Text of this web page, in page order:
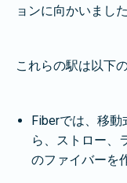
ョンに向かいました
これらの駅は以下
Fiberでは、移
ら、ストロー、
のファイバーを